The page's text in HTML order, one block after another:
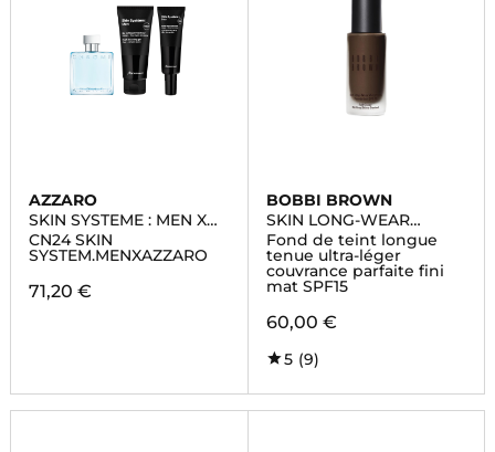
AZZARO
SKIN SYSTEME : MEN X
AZZARO
CN24 SKIN
SYSTEM.MENXAZZARO
71,20 €
BOBBI BROWN
SKIN LONG-WEAR
WEIGHTLESS
FOUNDATION
Fond de teint longue
tenue ultra-léger
couvrance parfaite fini
mat SPF15
60,00 €
5 (9)